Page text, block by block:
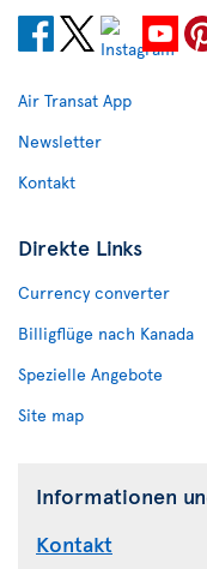
Air Transat App
Newsletter
Kontakt
Direkte Links
Currency converter
Billigflüge nach Kanada
Spezielle Angebote
Site map
Informationen
Kontakt